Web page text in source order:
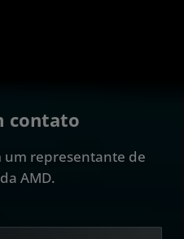
contato
um representante de
AMD.